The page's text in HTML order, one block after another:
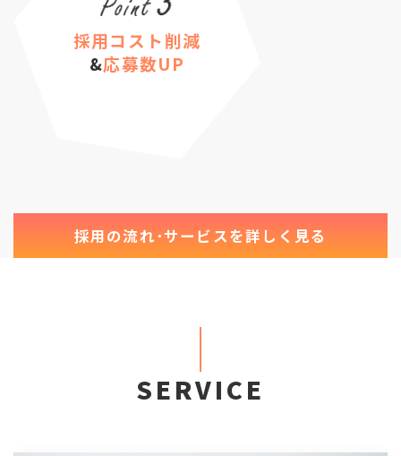
採用コスト削減
&応募数UP
採用の流れ･サービスを詳しく見る
SERVICE